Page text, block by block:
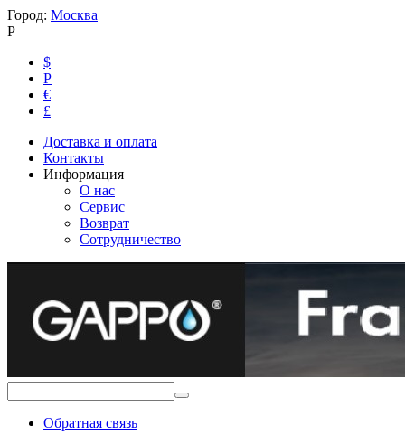
Город: Москва
Р
$
Р
€
£
Доставка и оплата
Контакты
Информация
О нас
Сервис
Возврат
Сотрудничество
Обратная связь